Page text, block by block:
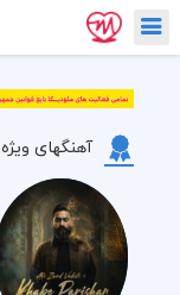
آهنگهای ویژه